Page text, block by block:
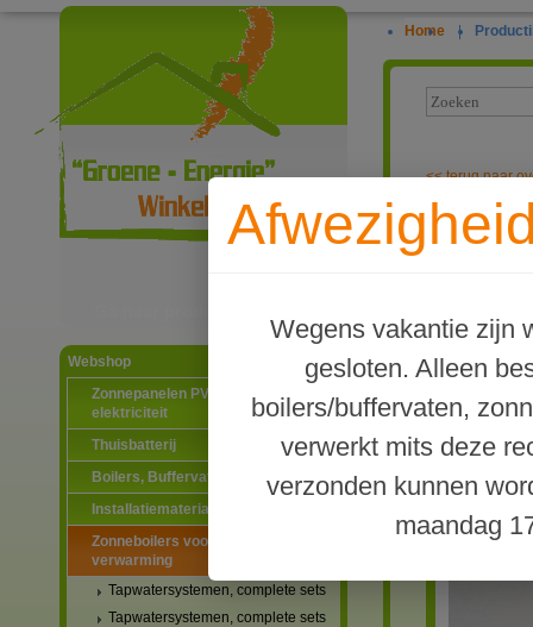
Webshop
Zonnepanelen PV-systemen
elektriciteit
Thuisbatterij
Boilers, Buffervaten en toebehoren
Installatiematerialen
Zonneboilers voor warmtapwater en
verwarming
Tapwatersystemen, complete sets
Tapwatersystemen, complete sets
Home |
Wegens vakantie zijn
gesloten. Alleen
boilers/buffervaten,
verwerkt mits deze
verzonden kunnen
maandag
<<terug naar
Verloopring